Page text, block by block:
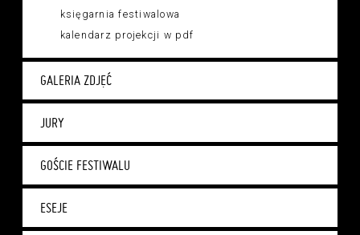
księgarnia festiwalowa
kalendarz projekcji w pdf
GALERIA ZDJĘĆ
JURY
GOŚCIE FESTIWALU
ESEJE